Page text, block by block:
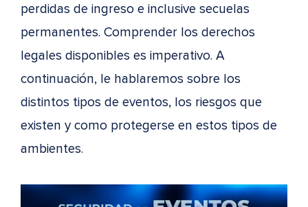
perdidas de ingreso e inclusive secuelas
permanentes. Comprender los derechos
legales disponibles es imperativo. A
continuación, le hablaremos sobre los
distintos tipos de eventos, los riesgos que
existen y como protegerse en estos tipos de
ambientes.